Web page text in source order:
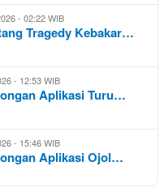
- 02:22 WIB
Tragedy Kebakar…
- 12:53 WIB
Aplikasi Turu…
- 15:46 WIB
Aplikasi Ojol…